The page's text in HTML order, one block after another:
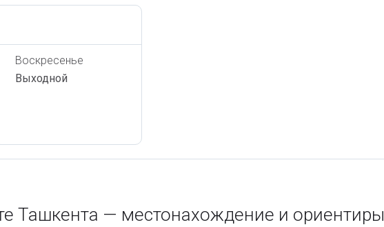
Воскресенье
Выходной
Ташкента — местонахождение и ориентиры